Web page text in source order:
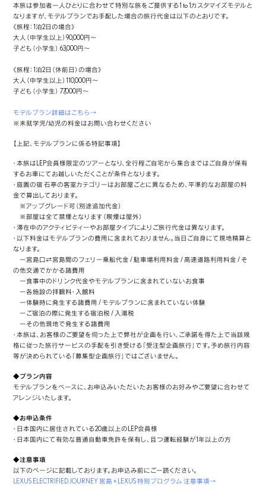
本旅は参加者一人ひとりに合わせて特別な旅をご提供する1 to 1カスタマイズモデルと
なりますが、モデルプランでお手配した場合の旅行代金は以下のとおりです。
《旅程：1泊2日の場合》
大人（中学生以上）90,000円～
子ども（小学生） 63,000円～
《旅程：1泊2日（休前日）の場合》
大人（中学生以上）110,000円～
子ども（小学生） 77,000円～
モデルプラン詳細はこちら→
※未就学児/幼児の料金はお問い合わせください
【上記、モデルプランに係る特記事項】
・本旅はLEP会員様限定のツアーとなり、全行程ご自宅から集合まではご自身が保有
するお車にてお越しいただくことが条件となります。
・庭園の宿 石亭の客室カテゴリーはお部屋ごとに異なるため、平準的なお部屋の料
金で算出しております。
※アップグレード可（別途追加代金）
※部屋は全て禁煙となります（喫煙は屋外）
・滞在中のアクティビティーやお部屋タイプによりご旅行代金は異なります。
・以下料金はモデルプランの費用に含まれておりません。当日ご自身にて現地精算と
なります。
ー宮島口⇄宮島間のフェリー乗船代金 / 駐車場利用料金 / 高速道路利用料金 / そ
の他交通でかかる諸費用
ー食事中のドリンク代金やモデルプランに含まれていないお食事
ー各施設の拝観料・入館料
ー体験時に発生する諸費用 / モデルプランに含まれていない体験
ーご宿泊の際に発生する宿泊税 / 入湯税
ーその他現地で発生する諸費用
・本旅は、お客様のご要望を伺った上で弊社が企画を行い、ご承諾を得た上で当該規
格に従った旅行サービスの手配を引き受ける「受注型企画旅行」です。予め旅行内容
等が決められている「募集型企画旅行」ではございません。
◆プラン内容
モデルプランをベースに、お申込みいただいたお客様のお好みやご要望に合わせて
アレンジいたします。
◆お申込条件
・日本国内に居住されている20歳以上のLEP会員様
・日本国内にて有効な普通自動車免許を保有し、且つ運転経験が1年以上の方
◆注意事項
以下のページに記載しております。お申込み前にご⼀読ください。
LEXUS ELECTRIFIED JOURNEY 宮島 × LEXUS 特別プログラム 注意事項→